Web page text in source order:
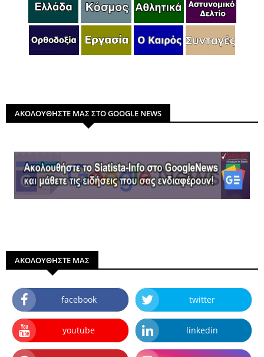
ΑΚΟΛΟΥΘΗΣΤΕ ΜΑΣ ΣΤΟ GOOGLE NEWS
ΑΚΟΛΟΥΘΗΣΤΕ ΜΑΣ
facebook twitter
youtube linkedin